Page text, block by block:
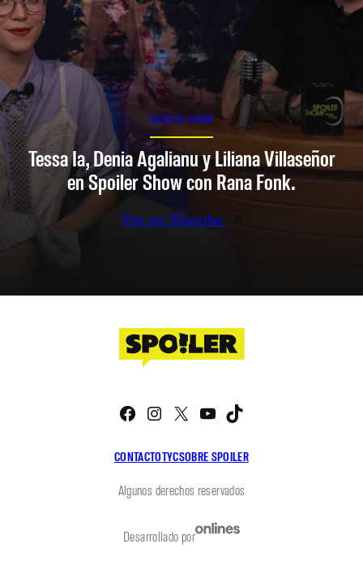
SPOILER SHOW
Tessa Ia, Denia Agalianu y Liliana Villaseñor
en Spoiler Show con Rana Fonk.
Ver en Youtube
CONTACTOTYCSOBRE SPOILER
Facebook
Instagram
X YouTube
Algunos derechos reservados
Desarrollado por